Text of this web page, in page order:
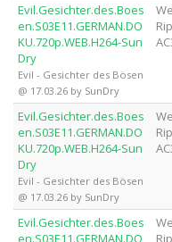
Evil.Gesichter.des.Boes
en.S03E11.GERMAN.DO
KU.720p.WEB.H264-Sun
Dry
Evil - Gesichter des Bösen
@ 17.03.26 by SunDry
Rip
Evil.Gesichter.des.Boes
en.S03E11.GERMAN.DO
KU.720p.WEB.H264-Sun
Dry
Evil - Gesichter des Bösen
@ 17.03.26 by SunDry
Rip
Evil.Gesichter.des.Boes
en.S03E11.GERMAN.DO
Rip